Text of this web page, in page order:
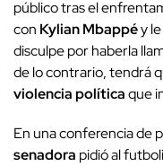
público tras el
con Kylian Mbappéy
disculpe por haberla
de lo contrario, tendrá
violencia políticaque
En una conferencia de
senadora pidió al